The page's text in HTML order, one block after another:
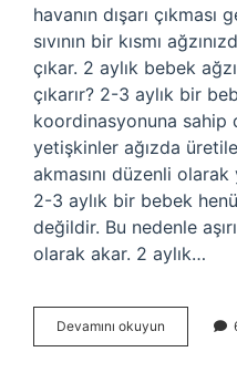
havanın dışarı çıkması
sıvının bir kısmı
çıkar. 2 aylık bebek
çıkarır? 2-3 aylık bir
koordinasyonuna sahip
yetişkinler ağızda
akmasını düzenli
2-3 aylık bir bebek
değildir. Bu nedenle
olarak akar. 2 aylık…
Devamını okuyun Bebeklerde
Tükürük